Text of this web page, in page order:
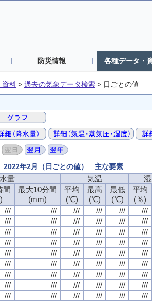
防災情報 各種データ・
資料 > 過去の気象データ検索 > 日ごとの値
年2月（日ごとの値） 主な要素
量 気温
間
最大10分間
(mm)
平均
(℃)
最高
(℃)
最低
(℃)
平均
(％)
/// /// /// /// ///
///
/// /// /// /// ///
///
/// /// /// /// ///
///
/// /// /// /// ///
///
/// /// /// /// ///
///
/// /// /// /// ///
///
/// /// /// /// ///
///
/// /// /// /// ///
///
/// /// /// /// ///
///